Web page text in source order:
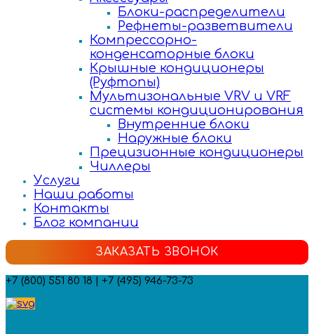
Блоки-распределители
Рефнеты-разветвители
Компрессорно-
конденсаторные блоки
Крышные кондиционеры
(Руфтопы)
Мультизональные VRV и VRF
системы кондиционирования
Внутренние блоки
Наружные блоки
Прецизионные кондиционеры
Чиллеры
Услуги
Наши работы
Контакты
Блог компании
ЗАКАЗАТЬ ЗВОНОК
+7 (800) 551 80 18 | +7 (495) 946-73-73